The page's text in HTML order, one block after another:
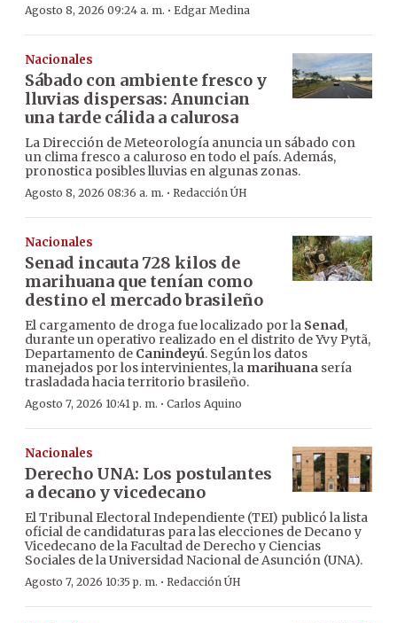
Agosto 8, 2026 09:24 a. m. · Edgar Medina
Nacionales
Sábado con ambiente fresco y
lluvias dispersas: Anuncian
una tarde cálida a calurosa
La Dirección de Meteorología anuncia un sábado con
un clima fresco a caluroso en todo el país. Además,
pronostica posibles lluvias en algunas zonas.
Agosto 8, 2026 08:36 a. m. · Redacción ÚH
Nacionales
Senad incauta 728 kilos de
marihuana que tenían como
destino el mercado brasileño
El cargamento de droga fue localizado por la Senad,
durante un operativo realizado en el distrito de Yvy Pytã,
Departamento de Canindeyú. Según los datos
manejados por los intervinientes, la marihuana sería
trasladada hacia territorio brasileño.
Agosto 7, 2026 10:41 p. m. · Carlos Aquino
Nacionales
Derecho UNA: Los postulantes
a decano y vicedecano
El Tribunal Electoral Independiente (TEI) publicó la lista
oficial de candidaturas para las elecciones de Decano y
Vicedecano de la Facultad de Derecho y Ciencias
Sociales de la Universidad Nacional de Asunción (UNA).
Agosto 7, 2026 10:35 p. m. · Redacción ÚH